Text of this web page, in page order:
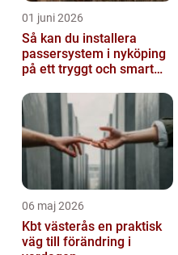
01 juni 2026
Så kan du installera
passersystem i nyköping
på ett tryggt och smart
06 maj 2026
Kbt västerås en praktisk
väg till förändring i